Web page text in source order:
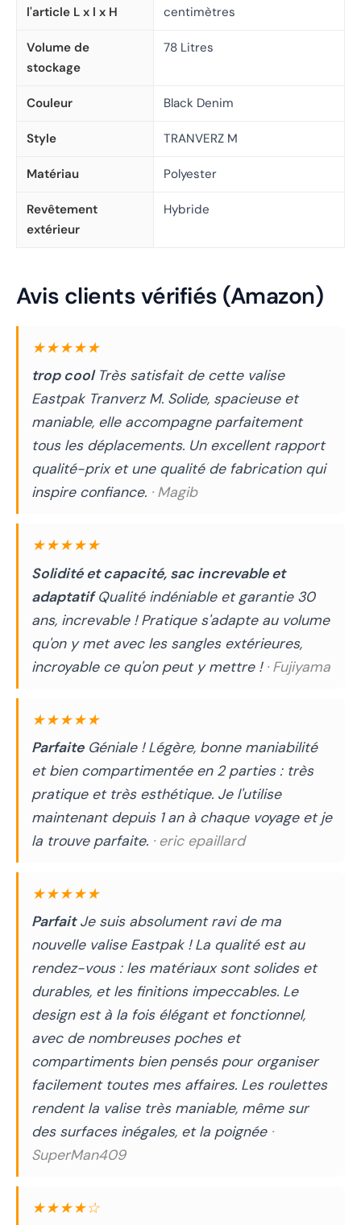
l'article L x l x H
centimètres
Volume de
stockage
78 Litres
Couleur Black Denim
Style TRANVERZ M
Matériau Polyester
Revêtement
extérieur
Hybride
Avis clients vérifiés (Amazon)
★★★★★
trop coolTrès satisfait de cette valise
Eastpak Tranverz M. Solide, spacieuse et
maniable, elle accompagne parfaitement
tous les déplacements. Un excellent rapport
qualité-prix et une qualité de fabrication qui
inspire confiance. · Magib
★★★★★
Solidité et capacité, sac increvable et
adaptatifQualité indéniable et garantie 30
ans, increvable ! Pratique s'adapte au volume
qu'on y met avec les sangles extérieures,
incroyable ce qu'on peut y mettre ! · Fujiyama
★★★★★
ParfaiteGéniale ! Légère, bonne maniabilité
et bien compartimentée en 2 parties : très
pratique et très esthétique. Je l'utilise
maintenant depuis 1 an à chaque voyage et je
la trouve parfaite. · eric epaillard
★★★★★
ParfaitJe suis absolument ravi de ma
nouvelle valise Eastpak ! La qualité est au
rendez-vous : les matériaux sont solides et
durables, et les finitions impeccables. Le
design est à la fois élégant et fonctionnel,
avec de nombreuses poches et
compartiments bien pensés pour organiser
facilement toutes mes affaires. Les roulettes
rendent la valise très maniable, même sur
des surfaces inégales, et la poignée ·
SuperMan409
★★★★☆